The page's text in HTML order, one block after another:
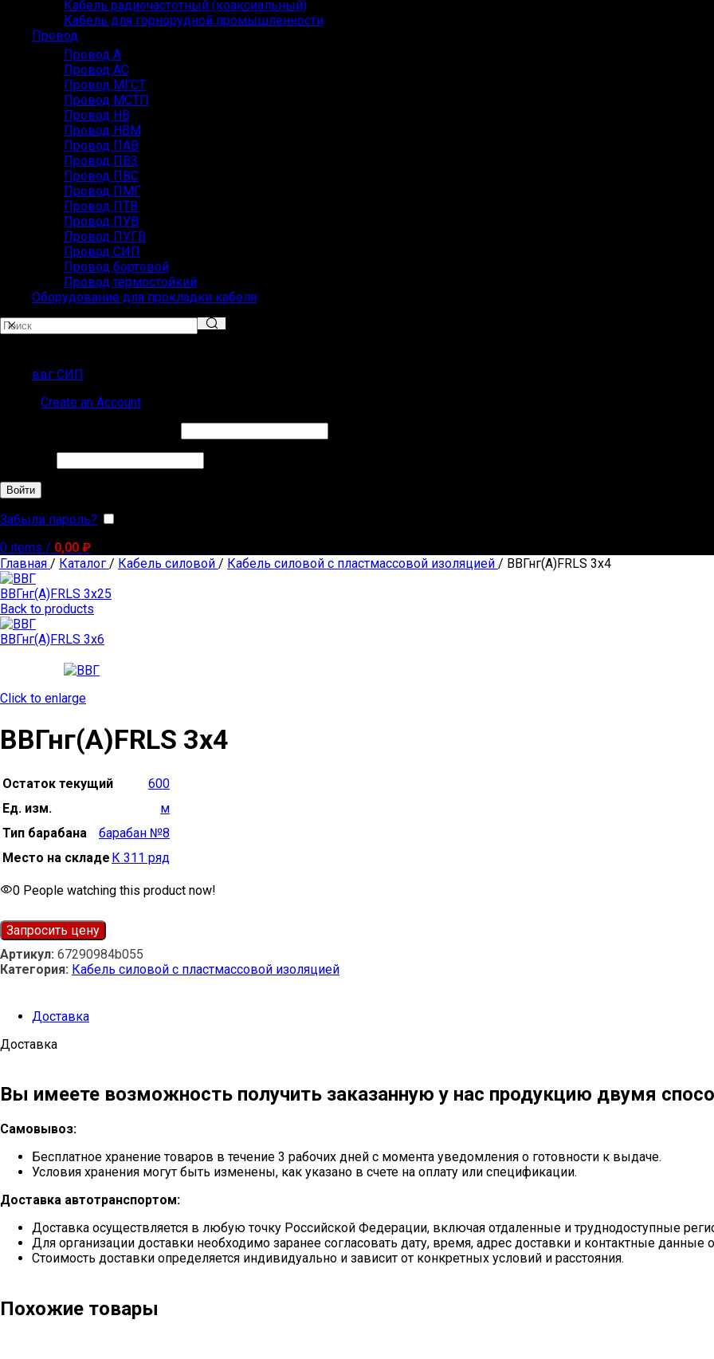
Кабель радиочастотный (коаксиальный)
Кабель для горнорудной промышленности
Провод
Провод А
Провод АС
Провод МГСТ
Провод МСТП
Провод НВ
Провод НВМ
Провод ПАВ
Провод ПВ3
Провод ПВС
Провод ПМГ
Провод ПТВ
Провод ПУВ
Провод ПУГВ
Провод СИП
Провод бортовой
Провод термостойкий
Оборудование для прокладки кабеля
ввг СИП
Create an Account
Войти
Забыли пароль?
0 items / 0,00 ₽
Главная / Каталог / Кабель силовой / Кабель силовой с пластмассовой изоляцией / ВВГнг(А)FRLS 3х4
ВВГнг(А)FRLS 3х25
Back to products
ВВГнг(А)FRLS 3х6
Click to enlarge
ВВГнг(А)FRLS 3х4
Остаток текущий
600
Ед. изм.
м
Тип барабана
барабан №8
Место на складе К 311 ряд
0 People watching this product now!
Запросить цену
Артикул: 67290984b055
Категория: Кабель силовой с пластмассовой изоляцией
Доставка
Доставка
Вы имеете возможность получить заказанную у нас продукцию двумя
Самовывоз:
Бесплатное хранение товаров в течение 3 рабочих дней с момента уведомления о готовности к выдаче.
Условия хранения могут быть изменены, как указано в счете на оплату или спецификации.
Доставка автотранспортом:
Доставка осуществляется в любую точку Российской Федерации, включая отдаленные и труднодоступные
Для организации доставки необходимо заранее согласовать дату, время, адрес доставки и контактные данные
Стоимость доставки определяется индивидуально и зависит от конкретных условий и расстояния.
Похожие товары